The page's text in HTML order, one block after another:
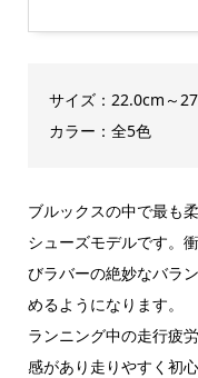
サイズ：22.0cm～
カラー：全5色
ブルックスの中で最も
シューズモデルです。
びラバーの絶妙なバラ
めるようになります。
ランニング中の走行疲
感があり走りやすく初